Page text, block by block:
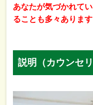
あなたが気づかれて
ることも多々あります
説明（カウンセリ